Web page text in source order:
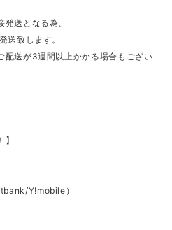
送となる為、
送致します。
配送が3週間以上かかる場合もござい
Y!mobile）